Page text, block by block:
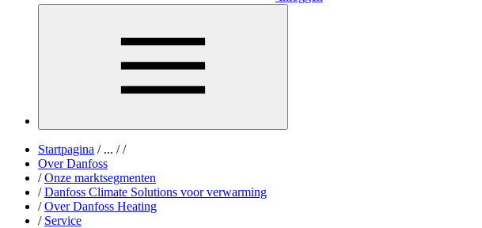
Startpagina /... / /
Over Danfoss
/ Onze marktsegmenten
/ Danfoss Climate Solutions voor verwarming
/ Over Danfoss Heating
/ Service